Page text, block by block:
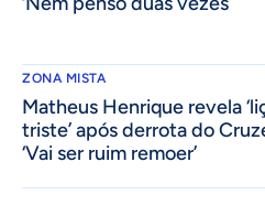
ZONA MISTA
Matheus Henrique revela
triste’ após derrota do
‘Vai ser ruim remoer’